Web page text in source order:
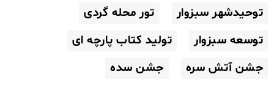
توحیدشهر سبزوار
تور محله گردی
توسعه سبزوار
تولید کتاب پارچه ای
جشن آتش سره
جشن سده